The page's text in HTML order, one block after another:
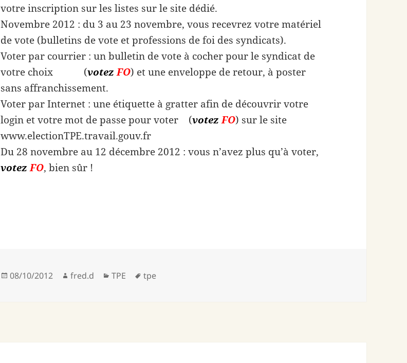
votre inscription sur les listes sur le site dédié.
Novembre 2012 : du 3 au 23 novembre, vous recevrez votre matériel
de vote (bulletins de vote et professions de foi des syndicats).
Voter par courrier : un bulletin de vote à cocher pour le syndicat de
votre choix (votez FO) et une enveloppe de retour, à poster
sans affranchissement.
Voter par Internet : une étiquette à gratter afin de découvrir votre
login et votre mot de passe pour voter (votez FO) sur le site
www.electionTPE.travail.gouv.fr
Du 28 novembre au 12 décembre 2012 : vous n’avez plus qu’à voter,
votez FO, bien sûr !
Publié
08/10/2012 Auteur
fred.d Catégories
TPE
Mots-
tpe